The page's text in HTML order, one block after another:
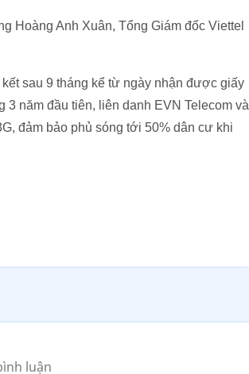
Hoàng Anh Xuân, Tổng Giám đốc Viettel
sau 9 tháng kể từ ngày nhận được giấy
3 năm đầu tiên, liên danh EVN Telecom và
đảm bảo phủ sóng tới 50% dân cư khi